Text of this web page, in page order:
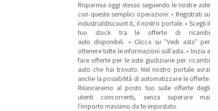
Risparmia oggi stesso seguendo le nostre aste
con queste semplici operazioni: • Registrati su
industrialdiscount.it, il nostro portale. • Scegli il
tuo stock tra le offerte di ricambi
auto disponibili. • Clicca su "Vedi asta" per
ottenere tutte le informazioni sull'asta. • Inizia a
fare offerte per le aste giudiziarie per ricambi
auto che hai trovato. Nel nostro portale avrai
anche la possibilità di automatizzare le offerte.
Rilanceremo al posto tuo sulle offerte degli
utenti concorrenti, senza superare mai
l'importo massimo da te impostato.